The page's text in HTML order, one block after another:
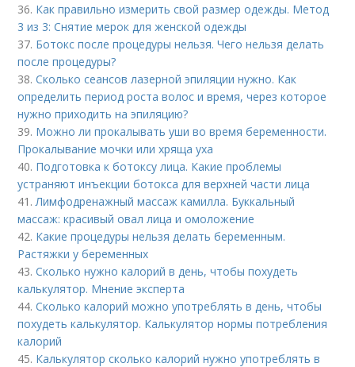
36. Как правильно измерить свой размер одежды. Метод
3 из 3: Снятие мерок для женской одежды
37. Ботокс после процедуры нельзя. Чего нельзя делать
после процедуры?
38.Сколько сеансов лазерной эпиляции нужно. Как
определить период роста волос и время, через которое
нужно приходить на эпиляцию?
39. Можно ли прокалывать уши во время беременности.
Прокалывание мочки или хряща уха
40. Подготовка к ботоксу лица. Какие проблемы
устраняют инъекции ботокса для верхней части лица
41. Лимфодренажный массаж камилла. Буккальный
массаж: красивый овал лица и омоложение
42. Какие процедуры нельзя делать беременным.
Растяжки у беременных
43.Сколько нужно калорий в день, чтобы похудеть
калькулятор. Мнение эксперта
44.Сколько калорий можно употреблять в день, чтобы
похудеть калькулятор. Калькулятор нормы потребления
калорий
45. Калькулятор сколько калорий нужно употреблять в